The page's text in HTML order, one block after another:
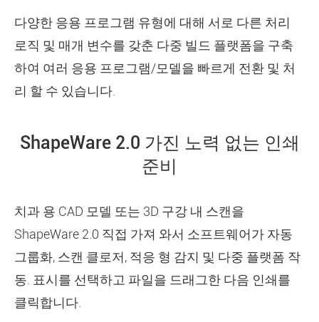
다양한 응용 프로그램 유형에 대해 서로 다른 처리
로직 및 매개 변수를 갖춘 다중 빌드 플랫폼을 구축
하여 여러 응용 프로그램/모델을 빠르게 전환 및 처
리 할 수 있습니다.
ShapeWare 2.0 가진 노력 없는 인쇄
준비
치과 용 CAD 모델 또는 3D 구강 내 스캔을
ShapeWare 2.0 직접 가져 와서 소프트웨어가 자동
그룹화, 스캔 클로저, 적응 형 감지 및 다중 플랫폼 작
동. 표시를 선택하고 파일을 드래그한 다음 인쇄를
클릭합니다.